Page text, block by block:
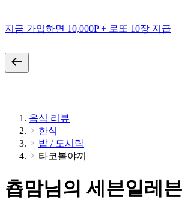
지금 가입하면 10,000P + 로또 10장 지급
음식 리뷰
한식
밥 / 도시락
타코볼야끼
춉맘님의 세븐일레